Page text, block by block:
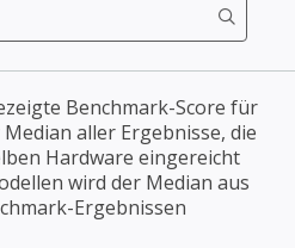
Benchmark-Score für
aller Ergebnisse, die
Hardware eingereicht
wird der Median aus
Ergebnissen